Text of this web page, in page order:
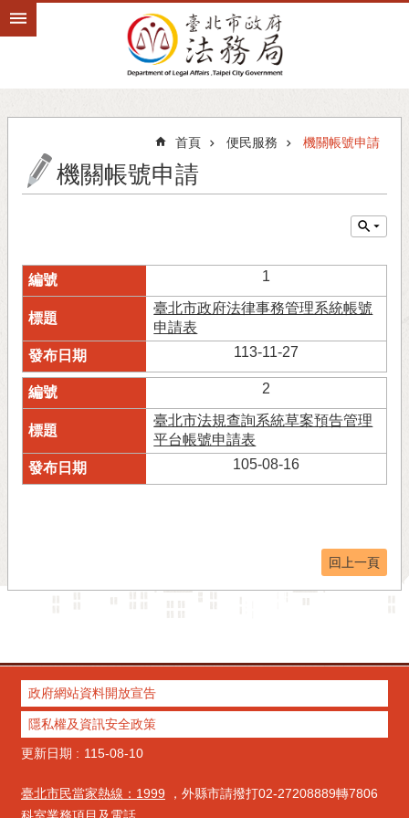
跳到主要內容區塊
首頁 便民服務 機關帳號申請
機關帳號申請
1
臺北市政府法律事務管理系統帳號
申請表
113-11-27
2
臺北市法規查詢系統草案預告管理
平台帳號申請表
105-08-16
回上一頁
政府網站資料開放宣告
隱私權及資訊安全政策
更新日期
115-08-10
臺北市民當家熱線：1999 ，外縣市請撥打02-27208889轉7806